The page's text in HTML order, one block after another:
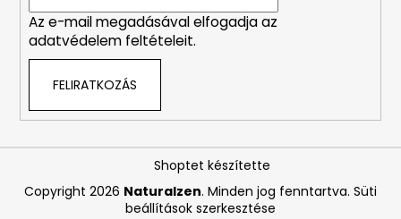
A
á
Az e-mail megadásával elfogadja az
adatvédelem feltételeit.
FELIRATKOZÁS
Shoptet készítette
Copyright 2026 Naturalzen. Minden jog fenntartva. Süti
beállítások szerkesztése